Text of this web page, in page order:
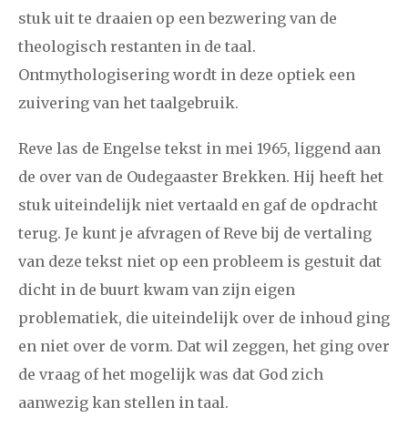
stuk uit te draaien op een bezwering van de
theologisch restanten in de taal.
Ontmythologisering wordt in deze optiek een
zuivering van het taalgebruik.
Reve las de Engelse tekst in mei 1965, liggend aan
de over van de Oudegaaster Brekken. Hij heeft het
stuk uiteindelijk niet vertaald en gaf de opdracht
terug. Je kunt je afvragen of Reve bij de vertaling
van deze tekst niet op een probleem is gestuit dat
dicht in de buurt kwam van zijn eigen
problematiek, die uiteindelijk over de inhoud ging
en niet over de vorm. Dat wil zeggen, het ging over
de vraag of het mogelijk was dat God zich
aanwezig kan stellen in taal.